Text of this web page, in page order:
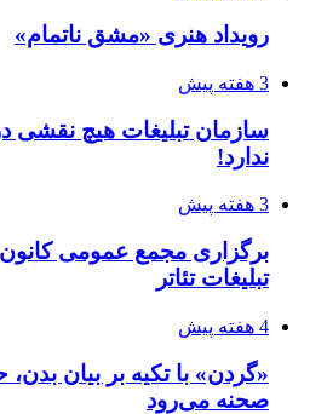
رویداد هنری «مشق ناتمام»
3 هفته پیش
سازمان تبلیغات هیچ نقشی
ندارد!
3 هفته پیش
برگزاری مجمع عمومی
تبلیغات تئاتر
4 هفته پیش
«گردن» با تکیه بر بیان
صحنه می‌رود